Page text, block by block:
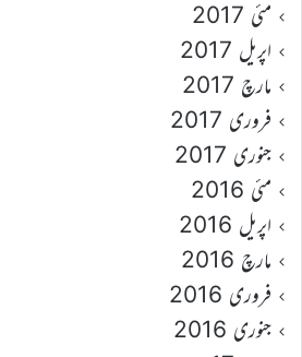
مئی 2017
اپریل 2017
مارچ 2017
فروری 2017
جنوری 2017
مئی 2016
اپریل 2016
مارچ 2016
فروری 2016
جنوری 2016